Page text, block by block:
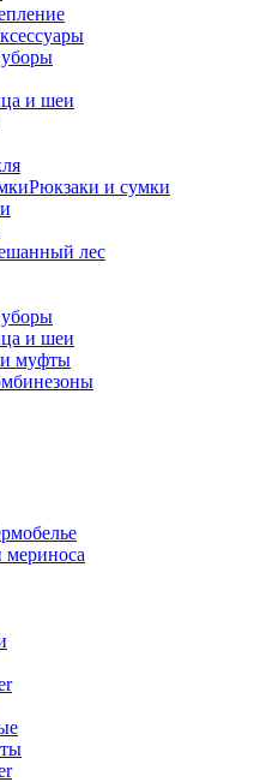
и шеи
Рюкзаки и сумки
лес
и шеи
муфты
мериноса